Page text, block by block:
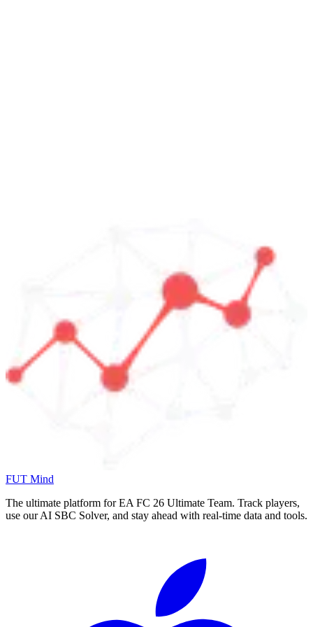
FUT Mind
The ultimate platform for EA FC 26 Ultimate Team. Track players,
use our AI SBC Solver, and stay ahead with real-time data and tools.